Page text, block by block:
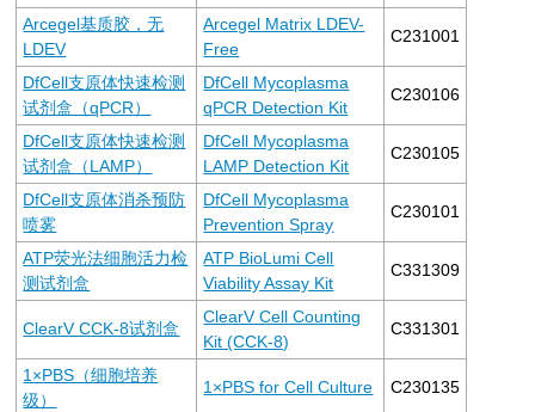
Arcegel基质胶，无
LDEV
Arcegel Matrix LDEV-
Free
C231001
DfCell支原体快速检测
试剂盒（qPCR）
DfCell Mycoplasma
qPCR Detection Kit
C230106
DfCell支原体快速检测
试剂盒（LAMP）
DfCell Mycoplasma
LAMP Detection Kit
C230105
DfCell支原体消杀预防
喷雾
DfCell Mycoplasma
Prevention Spray
C230101
ATP荧光法细胞活力检
测试剂盒
ATP BioLumi Cell
Viability Assay Kit
C331309
ClearV CCK-8试剂盒
ClearV Cell Counting
Kit (CCK-8)
C331301
1×PBS（细胞培养
级）
1×PBS for Cell Culture C230135